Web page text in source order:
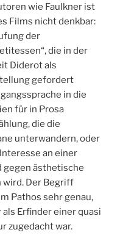
wie Faulkner ist
Films nicht denkbar:
der
die in der
Diderot als
gefordert
in die
für in Prosa
die die
unterwandern, oder
an einer
gegen ästhetische
Der Begriff
Pathos sehr genau,
Erfinder einer quasi
zugedacht war.